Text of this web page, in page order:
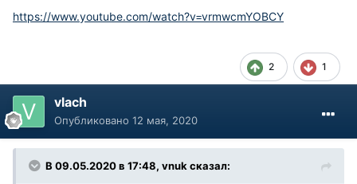
https://www.youtube.com/watch?v=vrmwcmYOBCY
2 1
vlach
Опубликовано 12 мая, 2020
В 09.05.2020 в 17:48, vnuk сказал: